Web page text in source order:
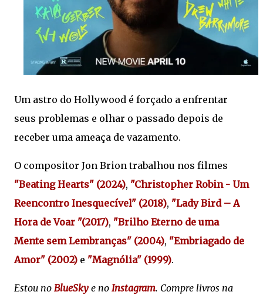
Um astro do Hollywood é forçado a enfrentar
seus problemas e olhar o passado depois de
receber uma ameaça de vazamento.
O compositor Jon Brion trabalhou nos filmes
"Beating Hearts" (2024), "Christopher Robin - Um
Reencontro Inesquecível" (2018), "Lady Bird – A
Hora de Voar "(2017), "Brilho Eterno de uma
Mente sem Lembranças" (2004), "Embriagado de
Amor" (2002) e "Magnólia" (1999).
Estou no BlueSky e no Instagram. Compre livros na